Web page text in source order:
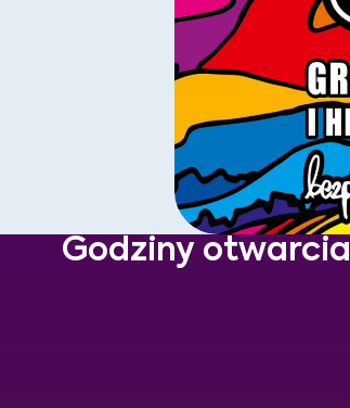
Godziny otwarcia